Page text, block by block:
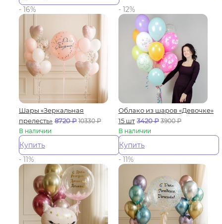
- 16%
Шары «Зеркальная
прелесть» 8720₽ 10330₽
В наличии
Купить
- 12%
Облако из шаров «Девочке»
15 шт 3420₽ 3900₽
В наличии
Купить
- 11%
- 11%